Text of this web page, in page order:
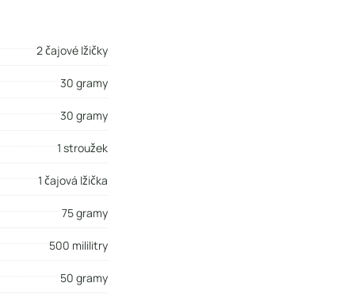
2 čajové lžičky
30 gramy
30 gramy
1 stroužek
1 čajová lžička
75 gramy
500 mililitry
50 gramy